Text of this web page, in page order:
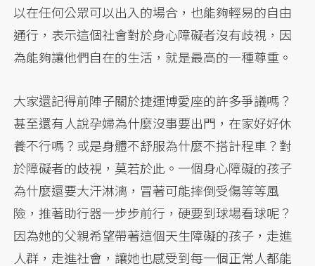
以在任何公眾可以出入的場合，也能夠輕易的自由
通行，表示這個社會對於身心障礙者沒有歧視，因
為能夠讓他們自在的生活，就是最高的一種尊重。
大家還記得前陣子關於捷運博愛座的許多爭議嗎？
甚至還有人說孕婦為什麼沒事要出門，在家好好休
養不行嗎？或是身體不舒服為什麼不搭計程車？對
於障礙者的歧視，莫若於此。一個身心障礙的孩子
為什麼還要大汗淋漓，冒著可能摔倒受傷等等風
險，推著助行器一步步前行，硬要到球場看球呢？
因為她的父親希望帶著這個天生障礙的孩子，走進
人群，走進社會，讓她也感受到每一個正常人都能